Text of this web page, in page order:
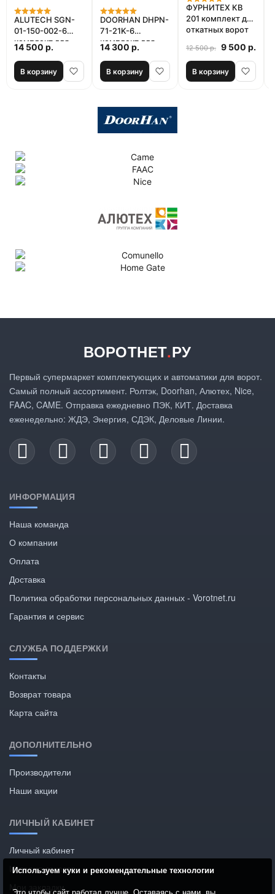
ALUTECH SGN-
01-150-002-6
комплект для
откатных ворот
14 500 р.
В корзину
DOORHAN DHPN-
71-21K-6
комплект для
откатных ворот
14 300 р.
В корзину
ФУРНИТЕХ КВ
201 комплект для
откатных ворот
12 500 р. 9 500 р.
В корзину
ВОРОТНЕТ.РУ
Первый супермаркет комплектующих и автоматики для ворот.
Самый полный ассортимент. Ролтэк, Doorhan, Алютех, Nice,
FAAC, CAME. Отправка ежедневно ПЭК, КИТ. Доставка
еженедельно: ЖДЭ, Энергия, СДЭК, Деловые Линии.
ИНФОРМАЦИЯ
Наша команда
О компании
Оплата
Доставка
Политика обработки персональных данных - Vorotnet.ru
Гарантия и сервис
СЛУЖБА ПОДДЕРЖКИ
Контакты
Возврат товара
Карта сайта
ДОПОЛНИТЕЛЬНО
Производители
Наши акции
ЛИЧНЫЙ КАБИНЕТ
Личный кабинет
История заказов
Мои закладки
Используем куки и рекомендательные технологии